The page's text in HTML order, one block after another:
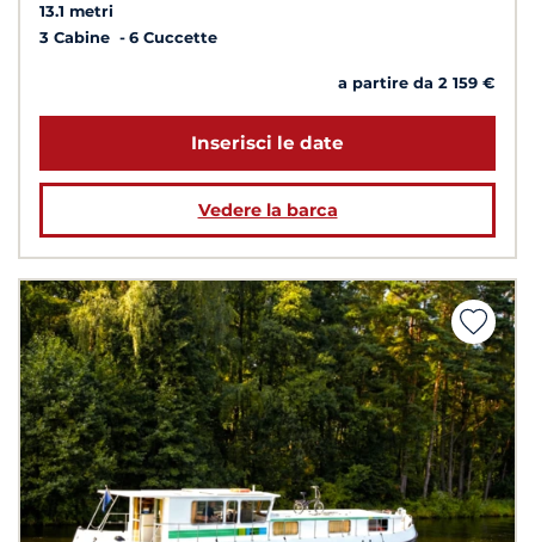
13.1 metri
3 Cabine
6 Cuccette
a partire da 2 159 €
Inserisci le date
Vedere la barca